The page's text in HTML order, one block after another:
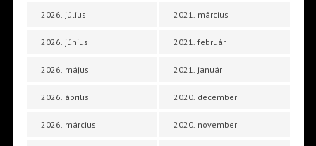
2026. július
2026. június
2026. május
2026. április
2026. március
2021. március
2021. február
2021. január
2020. december
2020. november